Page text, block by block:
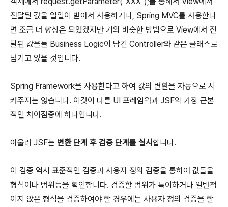
전달된 값을 일일이 받아서 사용하거나, Spring MVC를 사용한다
면 조금 더 향상은 되었겠지만 거의 비슷한 방법으로 View에서 전
달된 값을들 Business Logic이 담긴 Controller와 같은 클래스로
넘기고 있을 것입니다.
Spring Framework을 사용한다고 하여 값의 변환을 자동으로 시
켜주지는 않습니다. 이것이 다른 UI 프레임웍과 JSF의 가장 근본
적인 차이점중에 하나입니다.
아울러 JSF는 변환 단계 후 검증 단계를 실시 합니다.
이 검증 역시 표준적인 검증과 사용자 정의 검증을 통하여 값들을
형식이나 범위등을 확인합니다. 검증할 범위가 특이하거나 일반적
이지 않은 형식을 검증하여야 할 경우에는 사용자 정의 검증을 할